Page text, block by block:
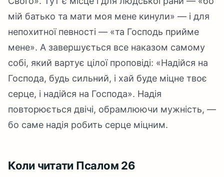
мій батько та мати моя мене кинули» — і для
непохитної певності — «та Господь прийме
мене». А завершується все наказом самому
собі, який вартує цілої проповіді: «Надійся на
Господа, будь сильний, і хай буде міцне твоє
серце, і надійся на Господа». Надія
повторюється двічі, обрамлюючи мужність, —
бо саме надія робить серце міцним.
Коли читати Псалом 26